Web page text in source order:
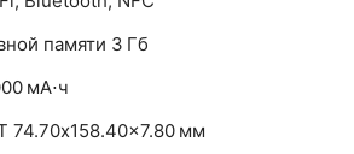
памяти 3 Гб
мА⋅ч
74.70x158.40x7.80 мм